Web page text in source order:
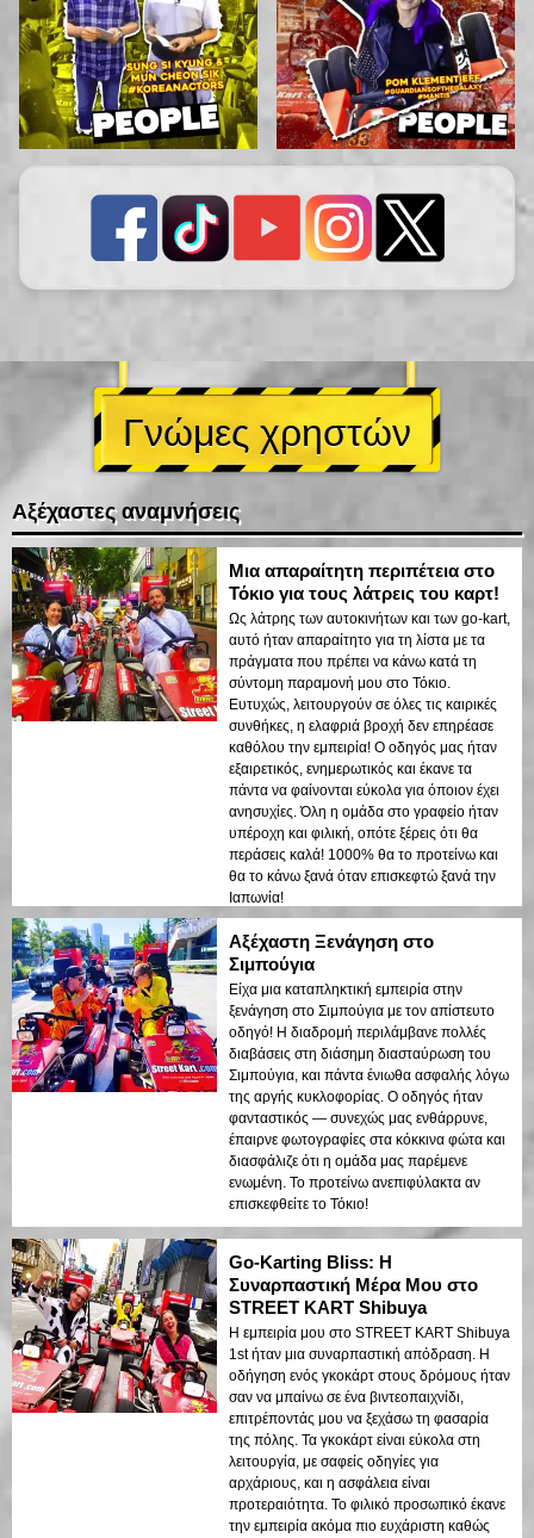
Γνώμες χρηστών
Αξέχαστες αναμνήσεις
Μια απαραίτητη περιπέτεια στο
Τόκιο για τους λάτρεις του καρτ!
Ως λάτρης των αυτοκινήτων και των go-kart,
αυτό ήταν απαραίτητο για τη λίστα με τα
πράγματα που πρέπει να κάνω κατά τη
σύντομη παραμονή μου στο Τόκιο.
Ευτυχώς, λειτουργούν σε όλες τις καιρικές
συνθήκες, η ελαφριά βροχή δεν επηρέασε
καθόλου την εμπειρία! Ο οδηγός μας ήταν
εξαιρετικός, ενημερωτικός και έκανε τα
πάντα να φαίνονται εύκολα για όποιον έχει
ανησυχίες. Όλη η ομάδα στο γραφείο ήταν
υπέροχη και φιλική, οπότε ξέρεις ότι θα
περάσεις καλά! 1000% θα το προτείνω και
θα το κάνω ξανά όταν επισκεφτώ ξανά την
Ιαπωνία!
Αξέχαστη Ξενάγηση στο
Σιμπούγια
Είχα μια καταπληκτική εμπειρία στην
ξενάγηση στο Σιμπούγια με τον απίστευτο
οδηγό! Η διαδρομή περιλάμβανε πολλές
διαβάσεις στη διάσημη διασταύρωση του
Σιμπούγια, και πάντα ένιωθα ασφαλής λόγω
της αργής κυκλοφορίας. Ο οδηγός ήταν
φανταστικός — συνεχώς μας ενθάρρυνε,
έπαιρνε φωτογραφίες στα κόκκινα φώτα και
διασφάλιζε ότι η ομάδα μας παρέμενε
ενωμένη. Το προτείνω ανεπιφύλακτα αν
επισκεφθείτε το Τόκιο!
Go-Karting Bliss: Η
Συναρπαστική Μέρα Μου στο
STREET KART Shibuya
Η εμπειρία μου στο STREET KART Shibuya
1st ήταν μια συναρπαστική απόδραση. Η
οδήγηση ενός γκοκάρτ στους δρόμους ήταν
σαν να μπαίνω σε ένα βιντεοπαιχνίδι,
επιτρέποντάς μου να ξεχάσω τη φασαρία
της πόλης. Τα γκοκάρτ είναι εύκολα στη
λειτουργία, με σαφείς οδηγίες για
αρχάριους, και η ασφάλεια είναι
προτεραιότητα. Το φιλικό προσωπικό έκανε
την εμπειρία ακόμα πιο ευχάριστη καθώς